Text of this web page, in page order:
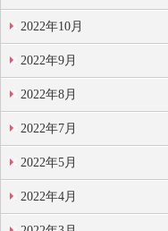
2022年10月
2022年9月
2022年8月
2022年7月
2022年5月
2022年4月